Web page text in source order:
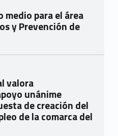
medio para el área
y Prevención de
valora
unánime
de creación del
de la comarca del